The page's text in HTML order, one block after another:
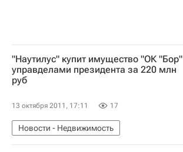
"Наутилус" купит имущество "ОК "Бор"
управделами президента за 220 млн
руб
13 октября 2011, 17:11 17
Новости - Недвижимость